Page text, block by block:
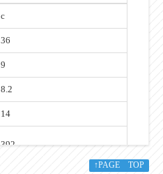
c
36
9
8.2
14
392
↑PAGE TOP